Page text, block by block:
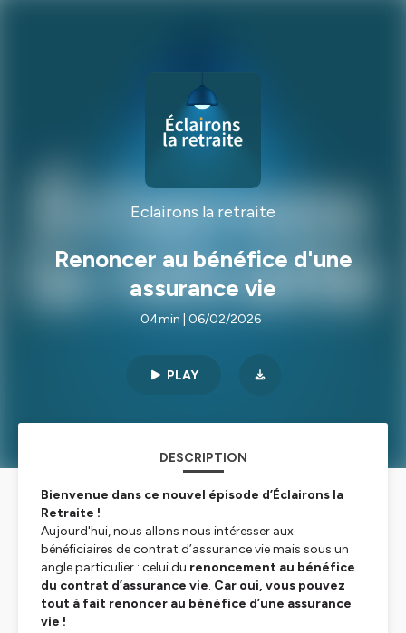
Eclairons la retraite
Renoncer au bénéfice d'une
assurance vie
04min | 06/02/2026
PLAY
DESCRIPTION
Bienvenue dans ce nouvel épisode d’Éclairons la
Retraite !
Aujourd'hui, nous allons nous intéresser aux
bénéficiaires de contrat d’assurance vie mais sous un
angle particulier : celui du renoncement au bénéfice
du contrat d’assurance vie. Car oui, vous pouvez
tout à fait renoncer au bénéfice d’une assurance
vie !